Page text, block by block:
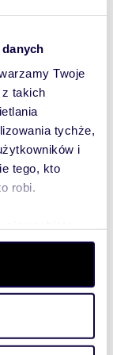
Twoje
takich
tychże,
i
tego, kto
robi.
preferencje w
możesz
chwili.
treści
i